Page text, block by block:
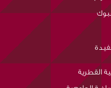
القطرية